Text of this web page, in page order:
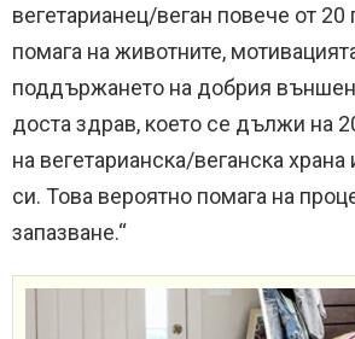
вегетарианец/веган повече от
помага на животните,
поддържането на добрия
доста здрав, което се дължи на
на вегетарианска/веганска
си. Това вероятно помага на
запазване.“